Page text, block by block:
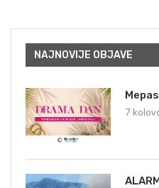
NAJNOVIJE OBJAVE
7